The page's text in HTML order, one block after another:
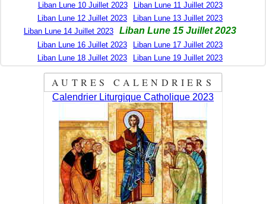
Liban Lune 10 Juillet 2023
Liban Lune 11 Juillet 2023
Liban Lune 12 Juillet 2023
Liban Lune 13 Juillet 2023
Liban Lune 14 Juillet 2023
Liban Lune 15 Juillet 2023
Liban Lune 16 Juillet 2023
Liban Lune 17 Juillet 2023
Liban Lune 18 Juillet 2023
Liban Lune 19 Juillet 2023
AUTRES CALENDRIERS
Calendrier Liturgique Catholique 2023